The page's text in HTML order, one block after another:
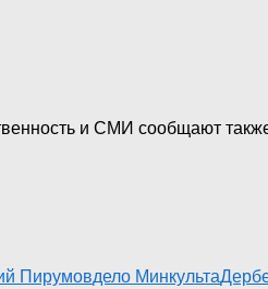
и СМИ сообщают
Пирумовдело Минкульта